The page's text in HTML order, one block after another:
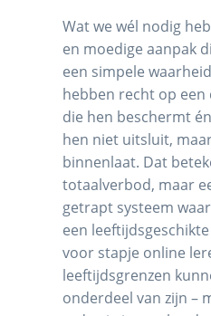
Wat we wél nodig
en moedige aanpak
een simpele
hebben recht op een
die hen beschermt
hen niet uitsluit,
binnenlaat. Dat
totaalverbod, maar
getrapt systeem
een
voor stapje online
leeftijdsgrenzen
onderdeel van zijn –